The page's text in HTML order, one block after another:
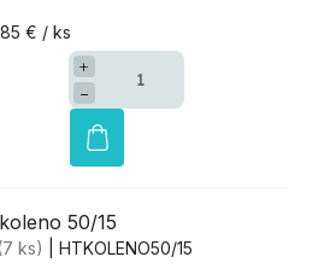
€ / ks
+
−
50/15
ks) | HTKOLENO50/15